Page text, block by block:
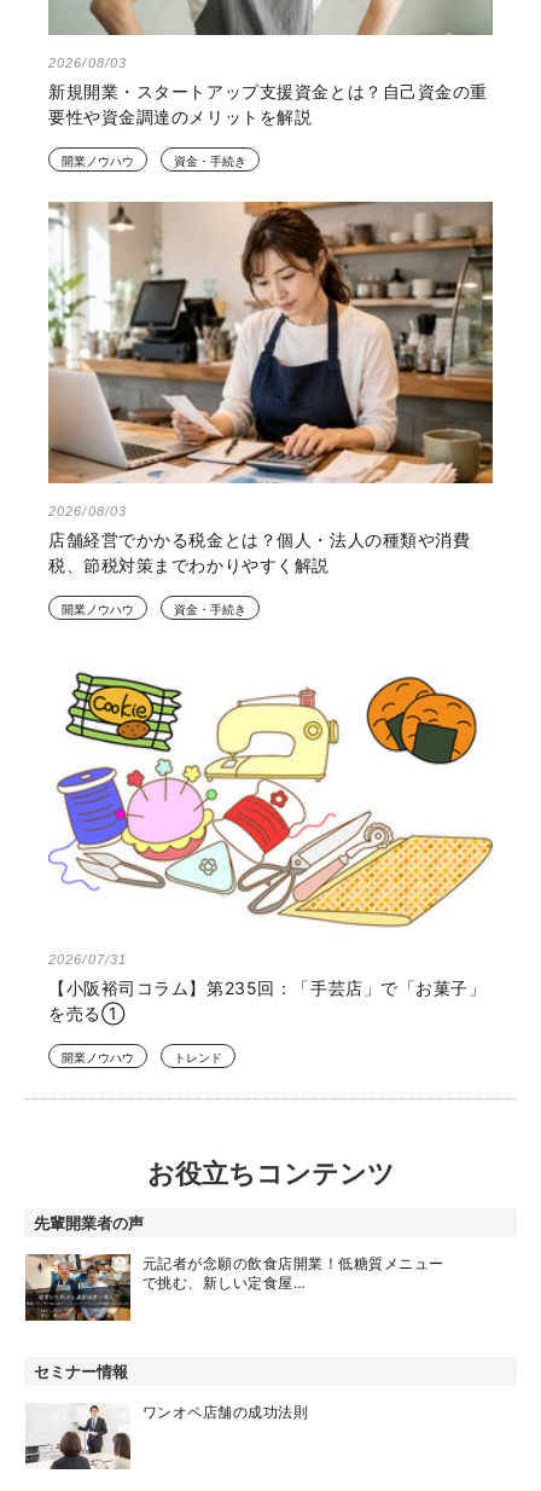
2026/08/03
新規開業・スタートアップ支援資金とは？自己資金の重
要性や資金調達のメリットを解説
開業ノウハウ 資金・手続き
2026/08/03
店舗経営でかかる税金とは？個人・法人の種類や消費
税、節税対策までわかりやすく解説
開業ノウハウ 資金・手続き
2026/07/31
【小阪裕司コラム】第235回：「手芸店」で「お菓子」
を売る①
開業ノウハウ トレンド
お役立ちコンテンツ
先輩開業者の声
元記者が念願の飲食店開業！低糖質メニュー
で挑む、新しい定食屋…
セミナー情報
ワンオペ店舗の成功法則